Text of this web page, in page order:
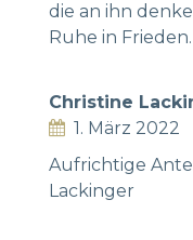
die an ihn
Ruhe in
Christine
1. März 2022
Aufrichtige
Lackinger